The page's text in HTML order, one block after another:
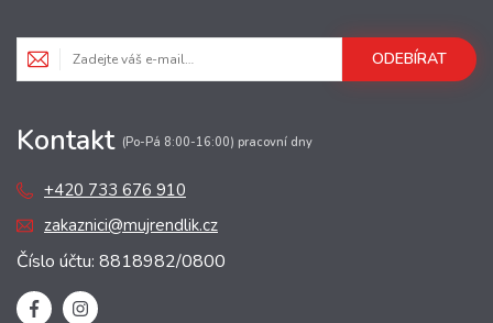
ODEBÍRAT
Kontakt (Po-Pá 8:00-16:00) pracovní dny
+420 733 676 910
zakaznici@mujrendlik.cz
Číslo účtu: 8818982/0800